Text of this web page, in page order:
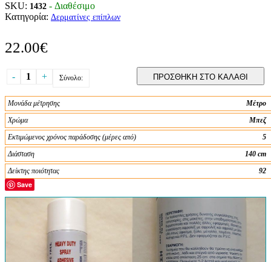
SKU: 1432 - Διαθέσιμο
Κατηγορία: Δερματίνες επίπλων
22.00€
- 1 + Σύνολο: ΠΡΟΣΘΗΚΗ ΣΤΟ ΚΑΛΑΘΙ
Μονάδα μέτρησης
Μέτρο
Χρώμα
Μπεζ
Εκτιμώμενος χρόνος παράδοσης (μέρες από)
5
Διάσταση
140 cm
Δείκτης ποιότητας
92
Save